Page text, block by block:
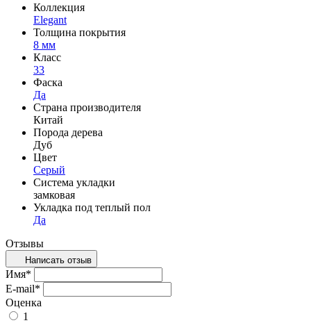
Коллекция
Elegant
Толщина покрытия
8 мм
Класс
33
Фаска
Да
Страна производителя
Китай
Порода дерева
Дуб
Цвет
Серый
Система укладки
замковая
Укладка под теплый пол
Да
Отзывы
Написать отзыв
Имя*
E-mail*
Оценка
1